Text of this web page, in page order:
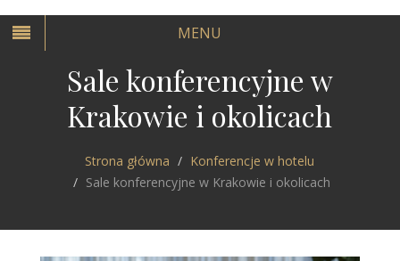
MENU
Sale konferencyjne w
Krakowie i okolicach
Strona główna
Konferencje w hotelu
Sale konferencyjne w Krakowie i okolicach